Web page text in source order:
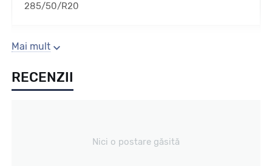
285/50/R20
Sezon
Vara
Mai mult
RECENZII
Nici o postare găsită